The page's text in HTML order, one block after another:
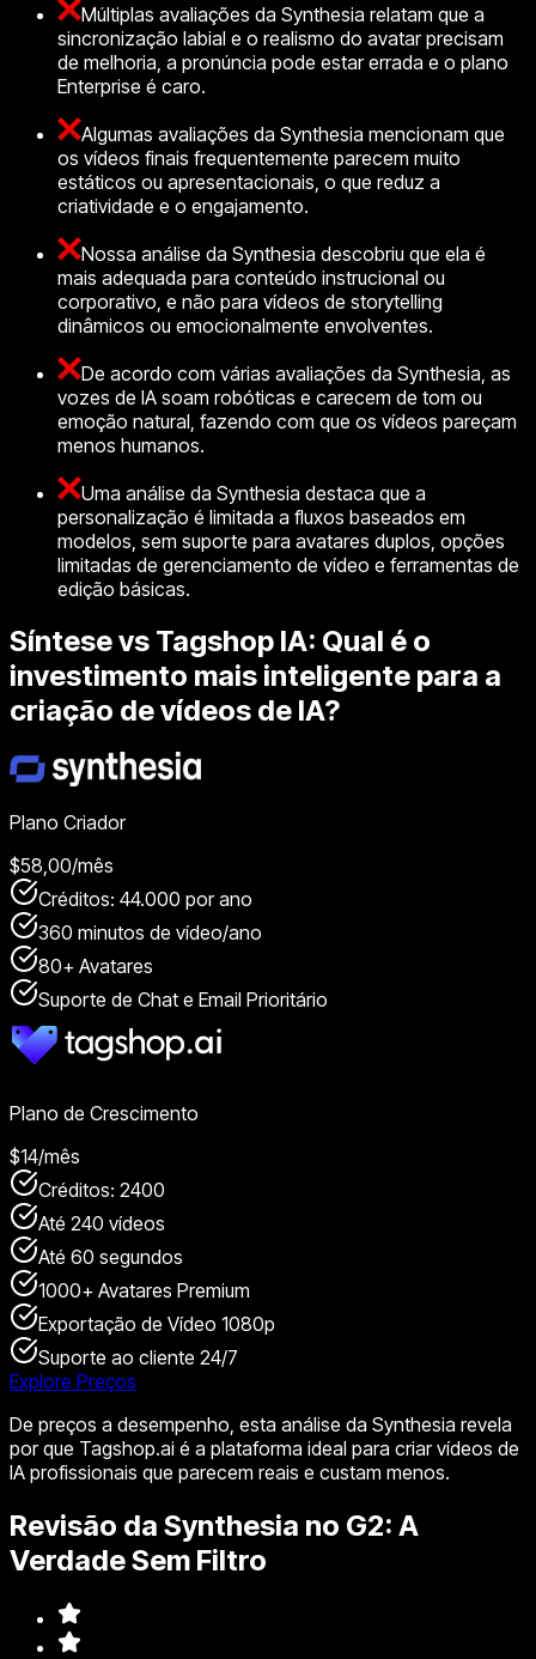
Múltiplas avaliações da Synthesia relatam que a
sincronização labial e o realismo do avatar precisam
de melhoria, a pronúncia pode estar errada e o plano
Enterprise é caro.
Algumas avaliações da Synthesia mencionam que
os vídeos finais frequentemente parecem muito
estáticos ou apresentacionais, o que reduz a
criatividade e o engajamento.
Nossa análise da Synthesia descobriu que ela é
mais adequada para conteúdo instrucional ou
corporativo, e não para vídeos de storytelling
dinâmicos ou emocionalmente envolventes.
De acordo com várias avaliações da Synthesia, as
vozes de IA soam robóticas e carecem de tom ou
emoção natural, fazendo com que os vídeos pareçam
menos humanos.
Uma análise da Synthesia destaca que a
personalização é limitada a fluxos baseados em
modelos, sem suporte para avatares duplos, opções
limitadas de gerenciamento de vídeo e ferramentas de
edição básicas.
Síntese vs Tagshop IA: Qual é o
investimento mais inteligente para a
criação de vídeos de IA?
Plano Criador
$58,00/mês
Créditos: 44.000 por ano
360 minutos de vídeo/ano
80+ Avatares
Suporte de Chat e Email Prioritário
Plano de Crescimento
$14/mês
Créditos: 2400
Até 240 vídeos
Até 60 segundos
1000+ Avatares Premium
Exportação de Vídeo 1080p
Suporte ao cliente 24/7
Explore Preços
De preços a desempenho, esta análise da Synthesia revela
por que Tagshop.ai é a plataforma ideal para criar vídeos de
IA profissionais que parecem reais e custam menos.
Revisão da Synthesia no G2: A
Verdade Sem Filtro